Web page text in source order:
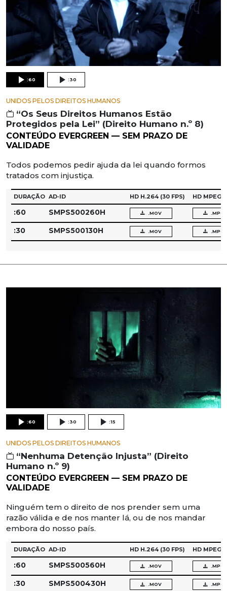
:60 :30
UNIDOS PELOS DIREITOS HUMANOS
“Os Seus Direitos Humanos Estão
Protegidos pela Lei” (Direito Humano n.º 8)
CONTEÚDO EVERGREEN — SEM PRAZO DE
VALIDADE
Todos podemos pedir ajuda da lei quando formos
tratados com injustiça.
DURAÇÃO AD‑ID HD H.264 (30 FPS) HD MPEG‑2
:60 SMPS500260H .MOV .MPG
:30 SMPS500130H .MOV .MPG
:60 :30 :15
UNIDOS PELOS DIREITOS HUMANOS
“Nenhuma Detenção Injusta” (Direito
Humano n.º 9)
CONTEÚDO EVERGREEN — SEM PRAZO DE
VALIDADE
Ninguém tem o direito de nos prender sem uma
razão válida e de nos manter lá, ou de nos mandar
embora do nosso país.
DURAÇÃO AD‑ID HD H.264 (30 FPS) HD MPEG‑2
:60 SMPS500560H .MOV .MPG
:30 SMPS500430H .MOV .MPG